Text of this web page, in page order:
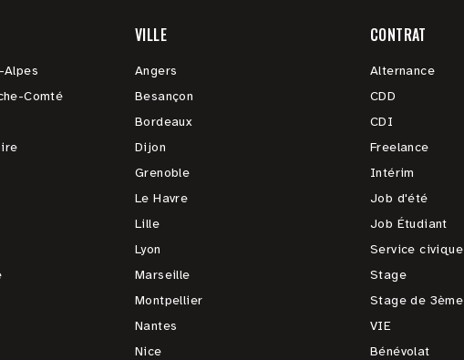
Alpes
Comté
VILLE
Angers
Besançon
Bordeaux
Dijon
Grenoble
Le Havre
Lille
Lyon
Marseille
Montpellier
Nantes
Nice
CONTRAT
Alternance
CDD
CDI
Freelance
Intérim
Job d'été
Job Étudiant
Service civique
Stage
Stage de 3ème
VIE
Bénévolat